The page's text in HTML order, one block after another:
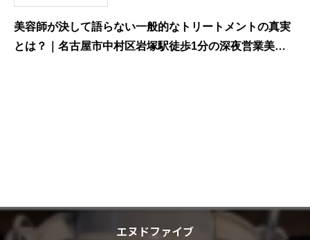
美容師が決して語らない一般的なトリートメントの真実
とは？｜名古屋市中村区岩塚駅徒歩1分の深夜営業美容
エヌドファイブ